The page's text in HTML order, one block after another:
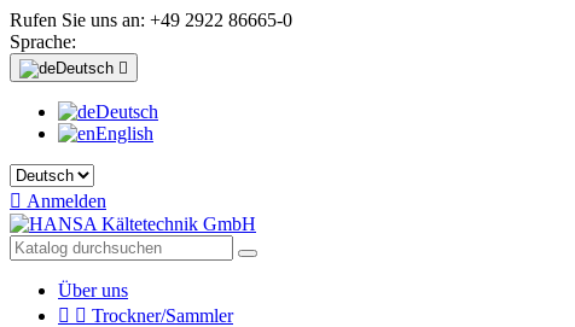
Rufen Sie uns an: +49 2922 86665-0
Sprache:
Deutsch 
Deutsch
English
 Anmelden
Über uns
  Trockner/Sammler